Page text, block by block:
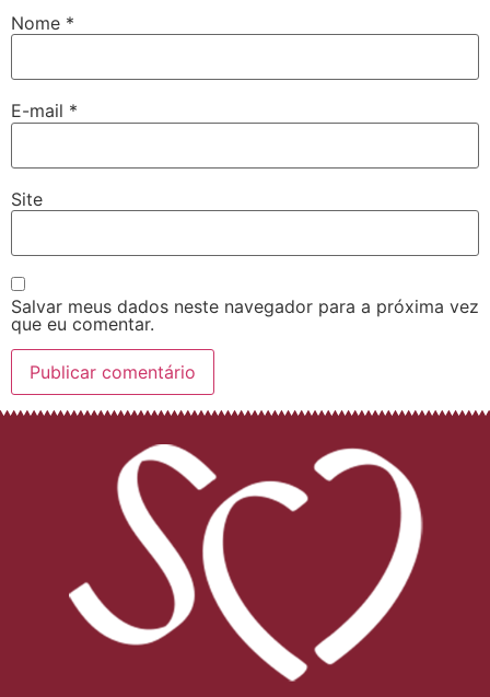
Nome *
E-mail *
Site
Salvar meus dados neste navegador para a próxima vez
que eu comentar.